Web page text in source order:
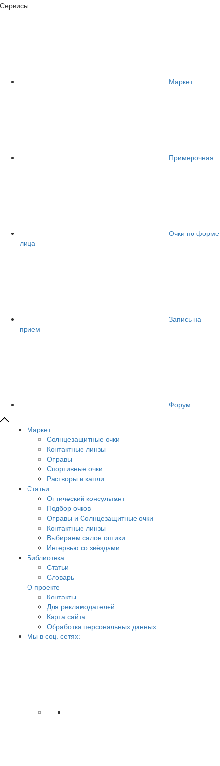
Сервисы
Маркет
Примерочная
Очки по форме
лица
Запись на
прием
Форум
Маркет
Солнцезащитные очки
Контактные линзы
Оправы
Спортивные очки
Растворы и капли
Статьи
Оптический консультант
Подбор очков
Оправы и Солнцезащитные очки
Контактные линзы
Выбираем салон оптики
Интервью со звёздами
Библиотека
Статьи
Словарь
О проекте
Контакты
Для рекламодателей
Карта сайта
Обработка персональных данных
Мы в соц. сетях: